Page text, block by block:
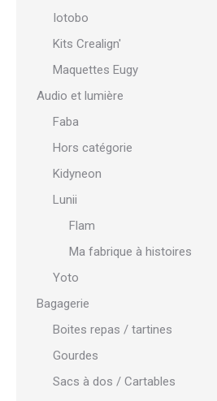
Iotobo
Kits Crealign'
Maquettes Eugy
Audio et lumière
Faba
Hors catégorie
Kidyneon
Lunii
Flam
Ma fabrique à histoires
Yoto
Bagagerie
Boites repas / tartines
Gourdes
Sacs à dos / Cartables